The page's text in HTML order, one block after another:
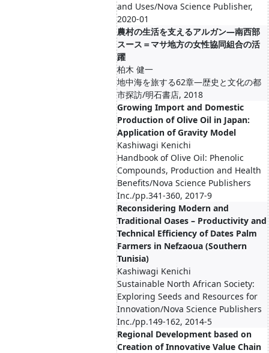
and Uses/Nova Science Publisher,
2020-01
農村の生活を支えるアルガン―南西部
スース＝マサ地方の女性協同組合の活
躍
柏木 健一
地中海を旅する62章―歴史と文化の都
市探訪/明石書店, 2018
Growing Import and Domestic
Production of Olive Oil in Japan:
Application of Gravity Model
Kashiwagi Kenichi
Handbook of Olive Oil: Phenolic
Compounds, Production and Health
Benefits/Nova Science Publishers
Inc./pp.341-360, 2017-9
Reconsidering Modern and
Traditional Oases – Productivity and
Technical Efficiency of Dates Palm
Farmers in Nefzaoua (Southern
Tunisia)
Kashiwagi Kenichi
Sustainable North African Society:
Exploring Seeds and Resources for
Innovation/Nova Science Publishers
Inc./pp.149-162, 2014-5
Regional Development based on
Creation of Innovative Value Chain